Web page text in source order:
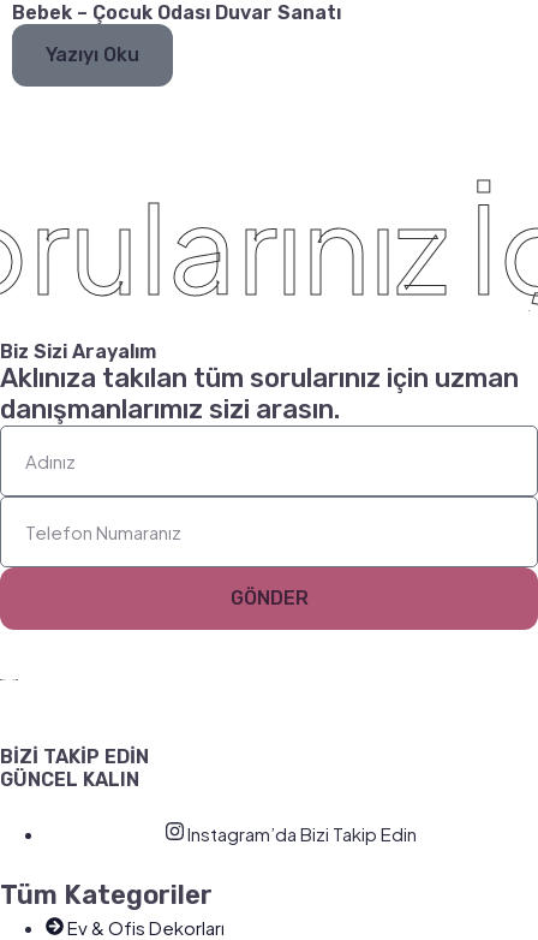
Bebek – Çocuk Odası Duvar Sanatı
Yazıyı Oku
Biz Sizi Arayalım
Aklınıza takılan tüm sorularınız için uzman
danışmanlarımız sizi arasın.
GÖNDER
BİZİ TAKİP EDİN
GÜNCEL KALIN
Instagram’da Bizi Takip Edin
Tüm Kategoriler
Ev & Ofis Dekorları